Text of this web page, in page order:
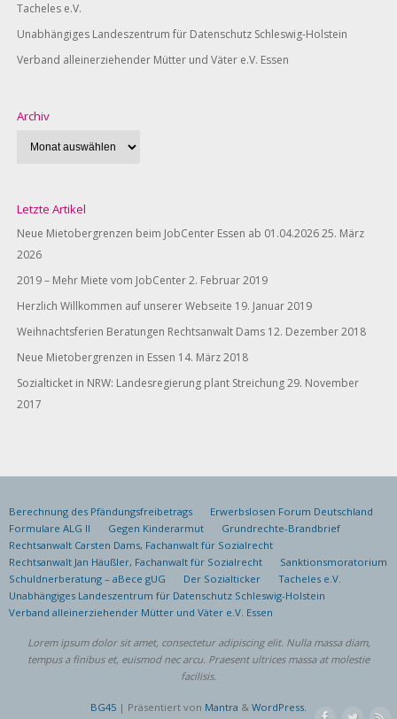
Tacheles e.V.
Unabhängiges Landeszentrum für Datenschutz Schleswig-Holstein
Verband alleinerziehender Mütter und Väter e.V. Essen
Archiv
Letzte Artikel
Neue Mietobergrenzen beim JobCenter Essen ab 01.04.202625. März
2026
2019 – Mehr Miete vom JobCenter2. Februar 2019
Herzlich Willkommen auf unserer Webseite 19. Januar 2019
Weihnachtsferien Beratungen Rechtsanwalt Dams 12. Dezember 2018
Neue Mietobergrenzen in Essen 14. März 2018
Sozialticket in NRW: Landesregierung plant Streichung29. November
2017
Berechnung des Pfändungsfreibetrags
Erwerbslosen Forum Deutschland
Formulare ALG II
Gegen Kinderarmut
Grundrechte-Brandbrief
Rechtsanwalt Carsten Dams, Fachanwalt für Sozialrecht
Rechtsanwalt Jan Häußler, Fachanwalt für Sozialrecht
Sanktionsmoratorium
Schuldnerberatung – aBece gUG
Der Sozialticker
Tacheles e.V.
Unabhängiges Landeszentrum für Datenschutz Schleswig-Holstein
Verband alleinerziehender Mütter und Väter e.V. Essen
Lorem ipsum dolor sit amet, consectetur adipiscing elit. Nulla massa diam,
tempus a finibus et, euismod nec arcu. Praesent ultrices massa at molestie
facilisis.
BG45 | Präsentiert von Mantra & WordPress.